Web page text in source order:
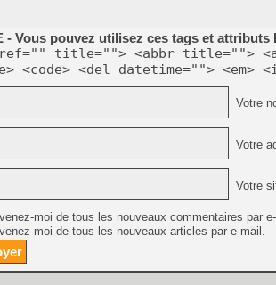
- Vous pouvez utilisez ces tags et attributs
title=""> <abbr title="">
<code> <del datetime="">
Votre
Votre
Votre
moi de tous les nouveaux commentaires par
moi de tous les nouveaux articles par e-mail.